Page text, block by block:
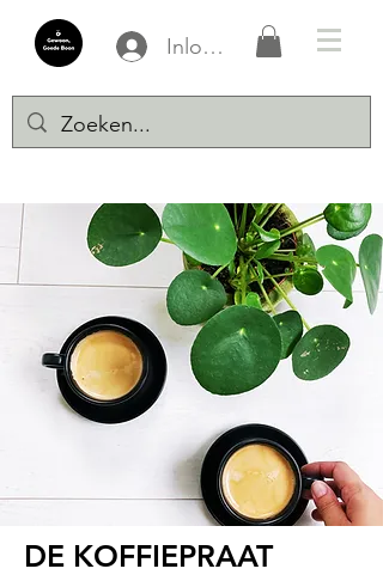
Inloggen
DE KOFFIEPRAAT